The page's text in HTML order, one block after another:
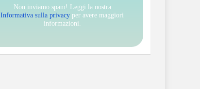
Non inviamo spam! Leggi la nostra
Informativa sulla privacy per avere maggiori
informazioni.